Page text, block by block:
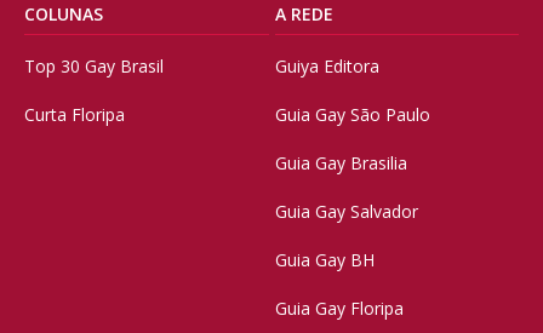
COLUNAS
Top 30 Gay Brasil
Curta Floripa
A REDE
Guiya Editora
Guia Gay São Paulo
Guia Gay Brasilia
Guia Gay Salvador
Guia Gay BH
Guia Gay Floripa